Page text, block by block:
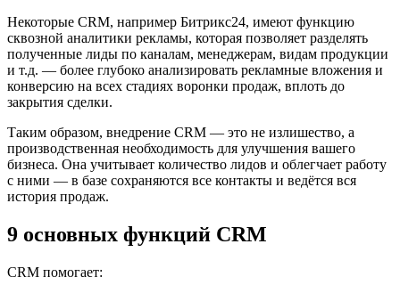
Некоторые CRM, например Битрикс24, имеют функцию
сквозной аналитики рекламы, которая позволяет разделять
полученные лиды по каналам, менеджерам, видам продукции
и т.д. — более глубоко анализировать рекламные вложения и
конверсию на всех стадиях воронки продаж, вплоть до
закрытия сделки.
Таким образом, внедрение CRM — это не излишество, а
производственная необходимость для улучшения вашего
бизнеса. Она учитывает количество лидов и облегчает работу
с ними — в базе сохраняются все контакты и ведётся вся
история продаж.
9 основных функций CRM
CRM помогает: